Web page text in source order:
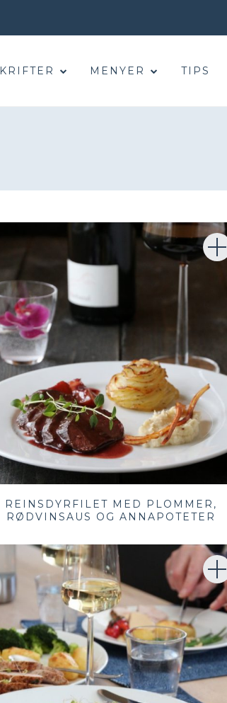
MENYER TIPS
REINSDYRFILET MED PLOMMER,
RØDVINSAUS OG ANNAPOTETER